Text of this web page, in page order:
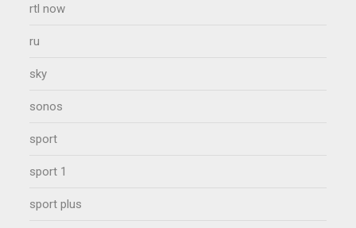
rtl now
ru
sky
sonos
sport
sport 1
sport plus